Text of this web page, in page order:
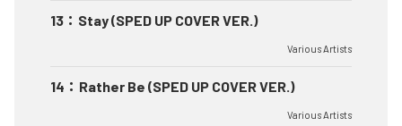
13 ： Stay (SPED UP COVER VER.)
Various Artists
14 ： Rather Be (SPED UP COVER VER.)
Various Artists